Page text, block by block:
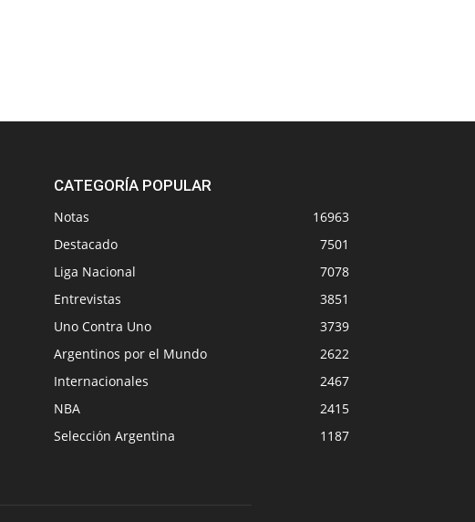
CATEGORÍA POPULAR
Notas
16963
Destacado
7501
Liga Nacional
7078
Entrevistas
3851
Uno Contra Uno
3739
Argentinos por el Mundo
2622
Internacionales
2467
NBA
2415
Selección Argentina
1187